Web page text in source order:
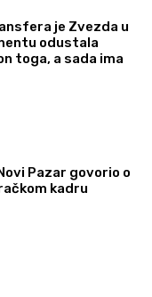
je Zvezda u
odustala
toga, a sada ima
Pazar govorio o
kadru